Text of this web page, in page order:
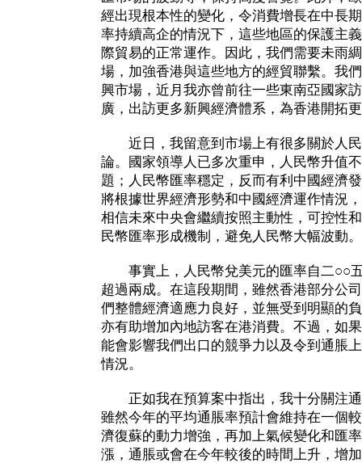
經出現根本性的變化，令消費增長在中長
率持續高企的情況下，這些地區的保護主
際貿易的正常運作。因此，我們需要未雨
場，加強香港與這些地方的經貿聯繫。我
興市場，近月我亦曾前往一些東南亞國家
廣，出訪更多新興經濟體系，為香港開拓
近日，我留意到市場上有很多關於人民
論。國家領導人已多次重申，人民幣升值
題；人民幣匯率穩定，反而有利中國經濟
將根據世界經濟形勢和中國經濟運作情況
相信未來中央會繼續按照主動性，可控性
民幣匯率形成機制，避免人民幣大幅波動。
事實上，人民幣兌美元的匯率自二○○
超過兩成。在這段期間，雖然香港部分公
們整體經濟適應力良好，並無受到明顯的
亦有助增加內地訪客在港消費。不過，如
能會影響我們出口的競爭力以及令到通脹
情況。
正如我在預算案中指出，我十分關注通
雖然今年的平均通脹率預計會維持在一個
濟復蘇的動力增強，再加上氣候變化和匯
漲，通脹或會在今年較後的時間上升，增